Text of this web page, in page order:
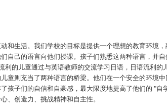
和生活。我们学校的目标是提供一个理想的教育环境
自己的语言向他们授课。孩子们熟悉这两种语言，并
的儿童通过与英语教师的交流学习日语，日语流利的
童则充当了两种语言的桥梁。他们在一个安全的环境
孩子们的自信和自豪感，最大限度地提高了他们的 "自
、创造力、挑战精神和自主性。